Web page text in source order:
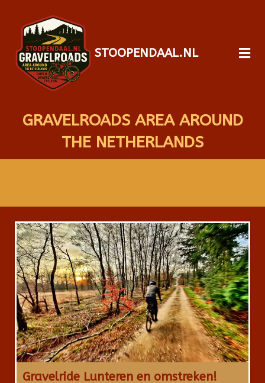
STOOPENDAAL.NL
GRAVELROADS AREA AROUND
THE NETHERLANDS
Gravelride Lunteren en omstreken!